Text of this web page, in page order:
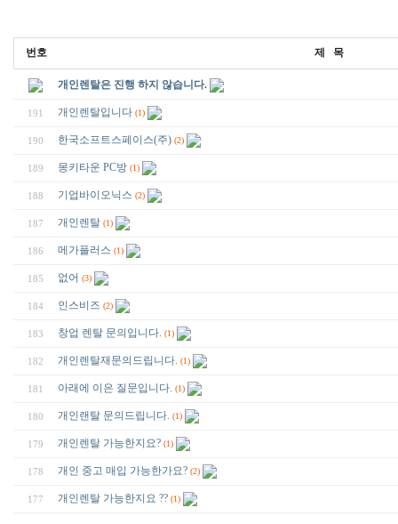
번호 제 목
개인렌탈은 진행 하지 않습니다.
191 개인렌탈입니다 (1)
190 한국소프트스페이스(주) (2)
189 몽키타운 PC방 (1)
188 기업바이오닉스 (2)
187 개인렌탈 (1)
186 메가플러스 (1)
185 없어 (3)
184 인스비즈 (2)
183 창업 렌탈 문의입니다. (1)
182 개인렌탈재문의드립니다. (1)
181 아래에 이은 질문입니다. (1)
180 개인랜탈 문의드립니다. (1)
179 개인렌탈 가능한지요? (1)
178 개인 중고 매입 가능한가요? (2)
177 개인렌탈 가능한지요 ?? (1)